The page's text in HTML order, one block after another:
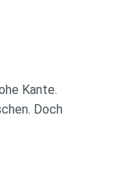
Kante.
Doch